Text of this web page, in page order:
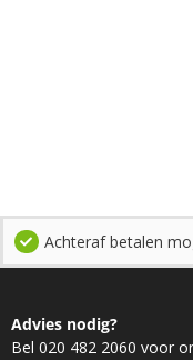
Achteraf betalen
Advies nodig?
Bel 020 482 2060 voor